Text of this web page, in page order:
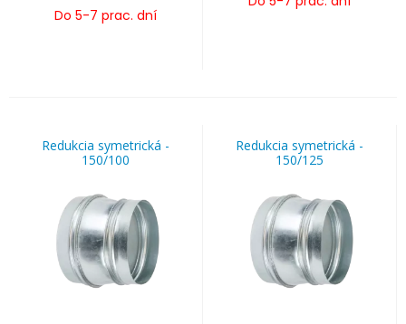
Do 5-7 prac. dní
Redukcia symetrická -
150/100
Redukcia symetrická -
150/125